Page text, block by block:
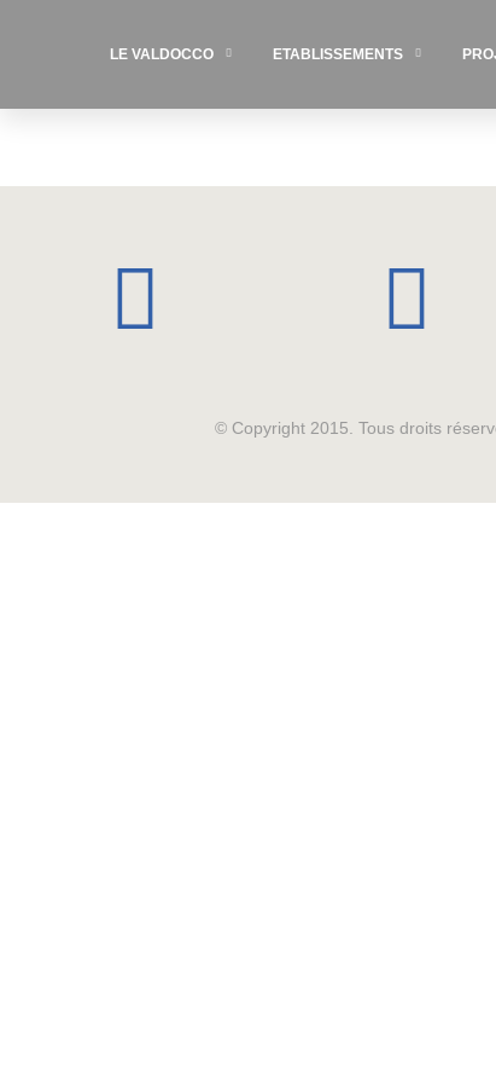
LE VALDOCCO ETABLISSEMENTS
© Copyright 2015. Tous droits